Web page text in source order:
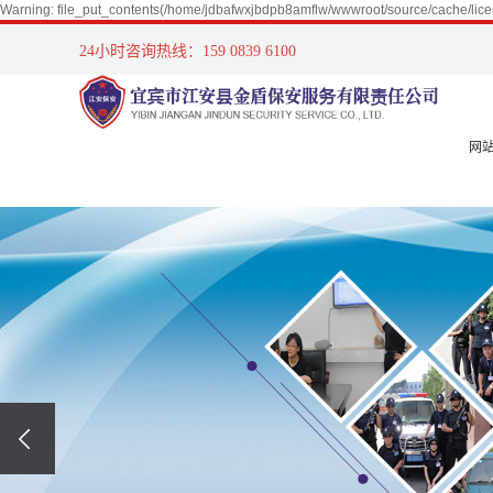
Warning: file_put_contents(/home/jdbafwxjbdpb8amflw/wwwroot/source/cache/
24小时咨询热线：159 0839 6100
网